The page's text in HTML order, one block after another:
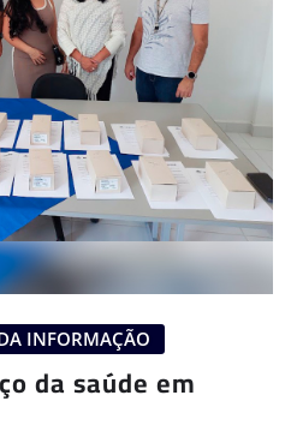
INFORMAÇÃO
da saúde em